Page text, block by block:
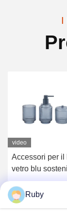
I
video
Accessori per il
vetro blu
spazzolino in
strisce verticale
più piccola
Ottenga il
Ruby